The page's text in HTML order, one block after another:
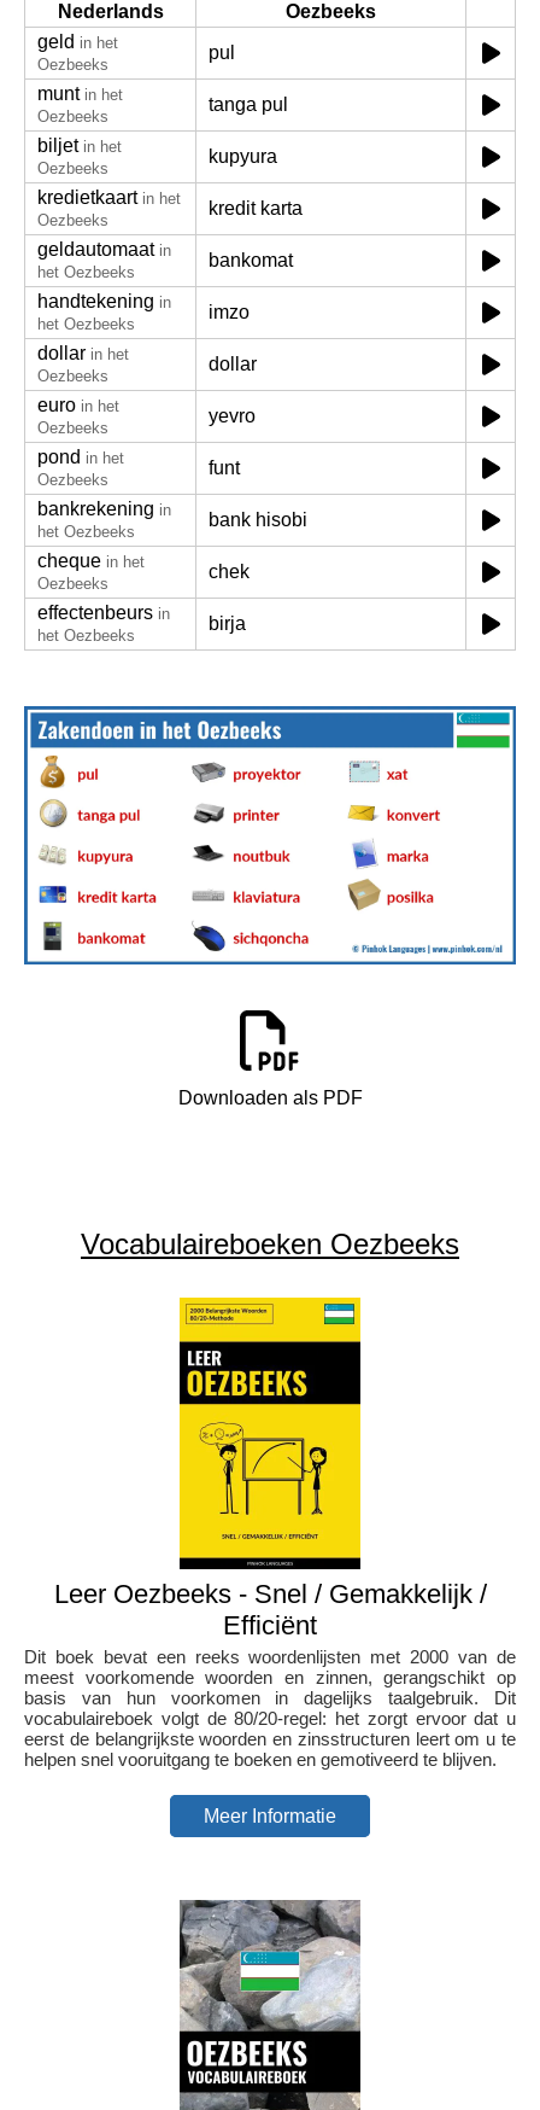
Nederlands
Oezbeeks
geld in het
Oezbeeks
pul
munt in het
Oezbeeks
tanga pul
biljet in het
Oezbeeks
kupyura
kredietkaart in het
Oezbeeks
kredit karta
geldautomaat in
het Oezbeeks
bankomat
handtekening in
het Oezbeeks
imzo
dollar in het
Oezbeeks
dollar
euro in het
Oezbeeks
yevro
pond in het
Oezbeeks
funt
bankrekening in
het Oezbeeks
bank hisobi
cheque in het
Oezbeeks
chek
effectenbeurs in
het Oezbeeks
birja
Downloaden als PDF
Vocabulaireboeken Oezbeeks
Leer Oezbeeks - Snel / Gemakkelijk /
Efficiënt
Dit boek bevat een reeks woordenlijsten met 2000 van de
meest voorkomende woorden en zinnen, gerangschikt op
basis van hun voorkomen in dagelijks taalgebruik. Dit
vocabulaireboek volgt de 80/20-regel: het zorgt ervoor dat u
eerst de belangrijkste woorden en zinsstructuren leert om u te
helpen snel vooruitgang te boeken en gemotiveerd te blijven.
Meer Informatie